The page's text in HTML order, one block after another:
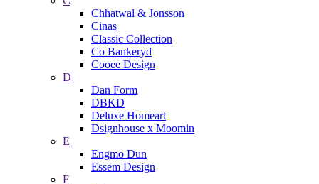
Chhatwal & Jonsson
Cinas
Classic Collection
Co Bankeryd
Cooee Design
D
Dan Form
DBKD
Deluxe Homeart
Dsignhouse x Moomin
E
Engmo Dun
Essem Design
F